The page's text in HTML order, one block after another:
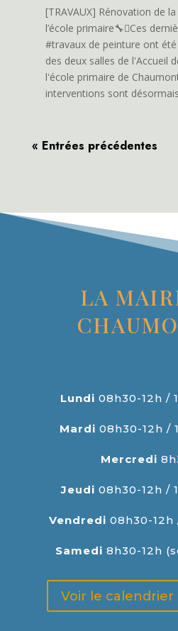
[TRAVAUX] Rénovation de
l’école primaire🔧🫟Ces
#travaux de peinture ont
des deux salles de l'Accueil
l'école primaire de
interventions sont
« Entrées précédentes
LA
Lundi 08h30-12h /
Mardi08h30-12h /
Mercredi
Jeudi 08h30-12h /
Vendredi 08h30-12h
Samedi 8h30-12h
Voir le